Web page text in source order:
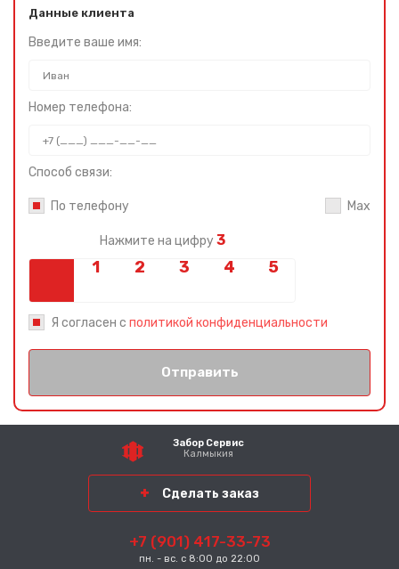
Данные клиента
Введите ваше имя:
Номер телефона:
Способ связи:
По телефону Max
Нажмите на цифру 3
Я согласен с политикой конфиденциальности
Отправить
Забор Сервис
Калмыкия
Сделать заказ
+7 (901) 417-33-73
пн. - вс. с 8:00 до 22:00